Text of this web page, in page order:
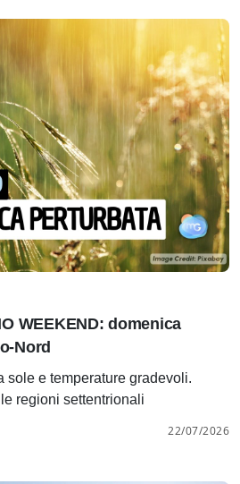
WEEKEND: domenica
Nord
sole e temperature gradevoli.
regioni settentrionali
22/07/2026